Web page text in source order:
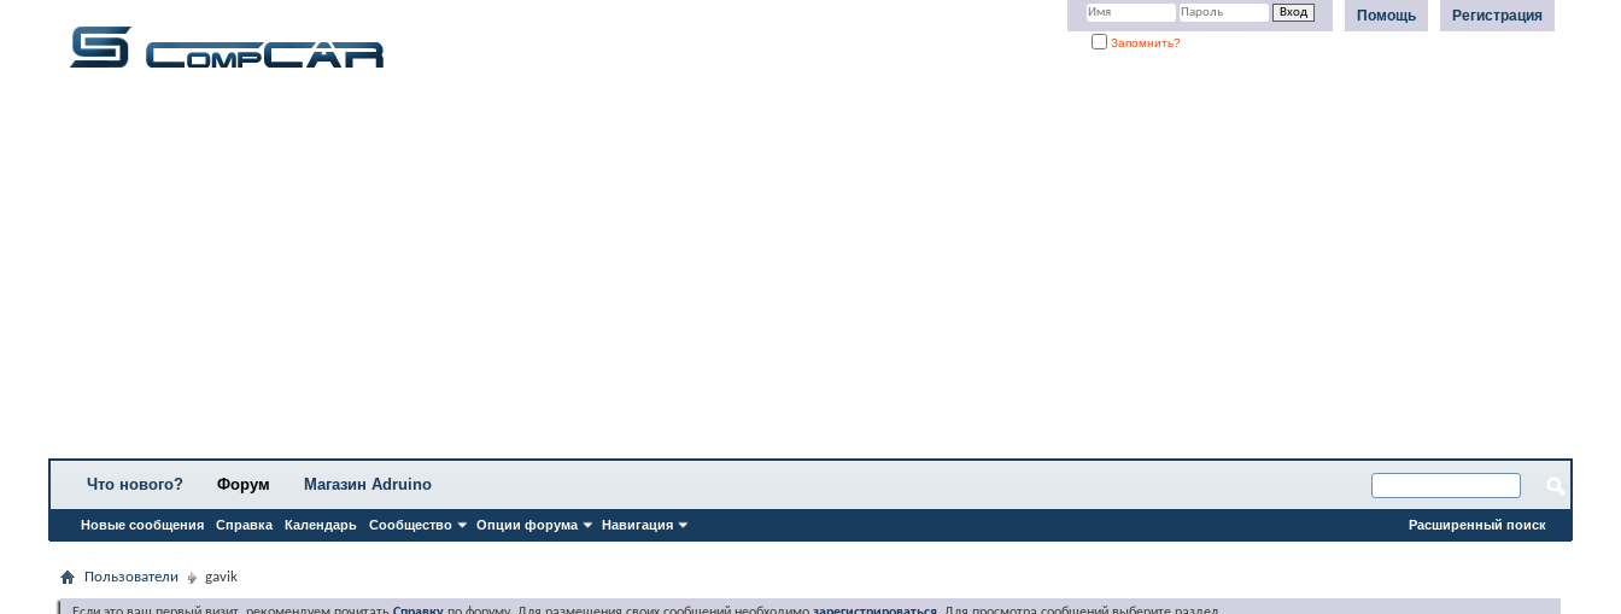
Регистрация
Помощь
Запомнить?
Что нового? Форум
Новые сообщения Справка Календарь Сообщество Опции форума Навигация
Магазин Adruino
Расширенный поиск
Пользователи gavik